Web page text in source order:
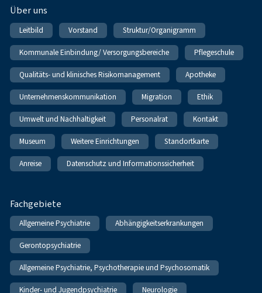
Über uns
Leitbild Vorstand Struktur/Organigramm
Kommunale Einbindung/ Versorgungsbereiche Pflegeschule
Qualitäts- und klinisches Risikomanagement Apotheke
Unternehmenskommunikation Migration Ethik
Umwelt und Nachhaltigkeit Personalrat Kontakt
Museum Weitere Einrichtungen Standortkarte
Anreise Datenschutz und Informationssicherheit
Fachgebiete
Allgemeine Psychiatrie Abhängigkeitserkrankungen
Gerontopsychiatrie
Allgemeine Psychiatrie, Psychotherapie und Psychosomatik
Kinder- und Jugendpsychiatrie Neurologie